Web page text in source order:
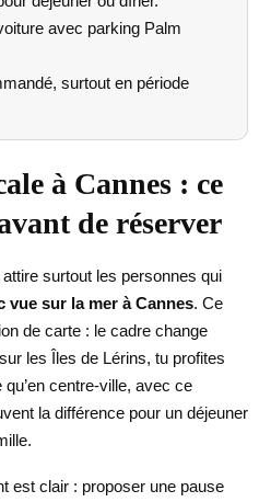
avec parking Palm
surtout en période
à Cannes : ce
de réserver
surtout les personnes qui
vue sur la mer à Cannes. Ce
de carte : le cadre change
les Îles de Lérins, tu profites
centre-ville, avec ce
la différence pour un déjeuner
est clair : proposer une pause